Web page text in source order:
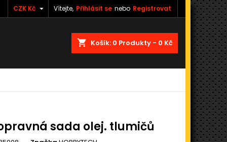
Vítejte, Přihlásit se nebo Registrovat
CZK Kč 
shopping_cart Košík: 0 Produkty - 0 Kč
sada olej. tlumičů